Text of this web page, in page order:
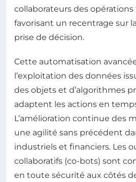
collaborateurs des opérations
favorisant un recentrage sur
prise de décision.
Cette automatisation
l’exploitation des données
des objets et d’algorithmes
adaptent les actions en
L’amélioration continue des
une agilité sans précédent
industriels et financiers. Les
collaboratifs (co-bots) sont
en toute sécurité aux côtés